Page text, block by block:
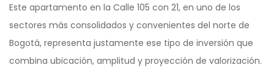
Este apartamento en la Calle 105 con 21, en uno de los
sectores más consolidados y convenientes del norte de
Bogotá, representa justamente ese tipo de inversión que
combina ubicación, amplitud y proyección de valorización.